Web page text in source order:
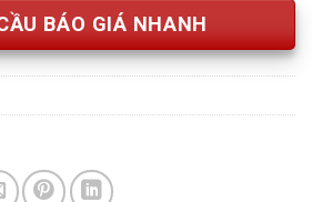
BÁO GIÁ NHANH